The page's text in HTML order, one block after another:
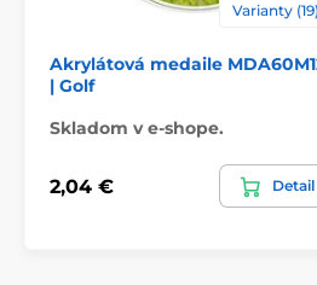
Varianty (19)
Akrylátová medaile
| Golf
Skladom v e-shope.
2,04 € Detail